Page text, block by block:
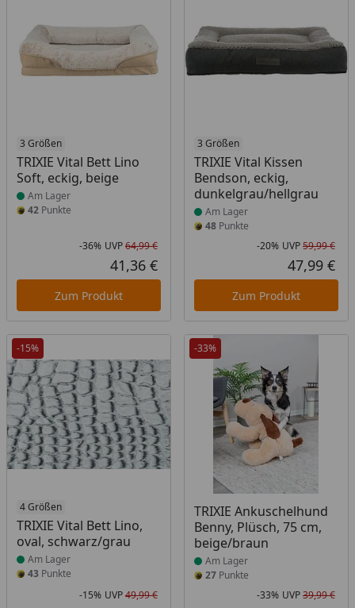
3 Größen
TRIXIE Vital Bett Lino
Soft, eckig, beige
Produkt am Lager
Am Lager
42 Punkte
Rabatt in Prozent
-36%
Ursprünglicher Preis
UVP64,99 €
Aktueller Preis
41,36 €
Zum Produkt
3 Größen
TRIXIE Vital Kissen
Bendson, eckig,
dunkelgrau/hellgrau
Produkt am Lager
Am Lager
48Punkte
-20% UVP59,99 €
47,99 €
Zum Produkt
-15%
4 Größen
TRIXIE Vital Bett Lino,
oval, schwarz/grau
Produkt am Lager
Am Lager
43 Punkte
-15% UVP49,99 €
-33%
TRIXIE Ankuschelhund
Benny, Plüsch, 75 cm,
beige/braun
Produkt am Lager
Am Lager
27Punkte
-33% UVP39,99 €